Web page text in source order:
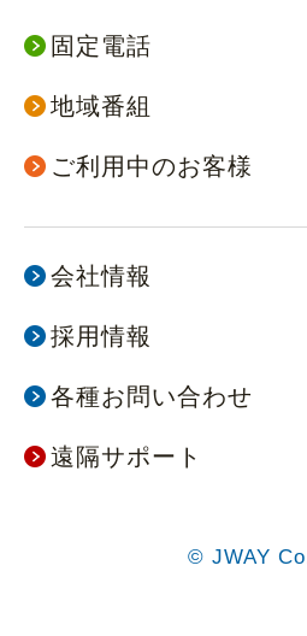
固定電話
地域番組
ご利用中のお客様
会社情報
採用情報
各種お問い合わせ
遠隔サポート
© JWAY